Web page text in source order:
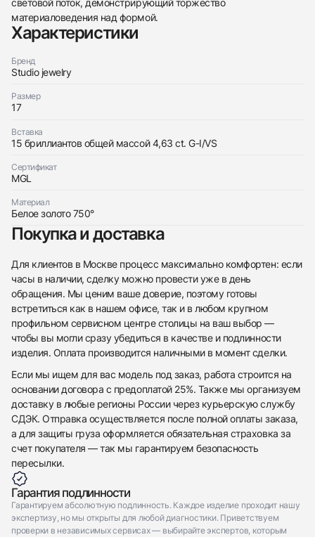
световой поток, демонстрирующий торжество
материаловедения над формой.
Характеристики
Бренд
Studio jewelry
Размер
17
Вставка
15 бриллиантов общей массой 4,63 ct. G-I/VS
Сертификат
MGL
Материал
Белое золото 750°
Покупка и доставка
Для клиентов в Москве процесс максимально комфортен: если
часы в наличии, сделку можно провести уже в день
обращения. Мы ценим ваше доверие, поэтому готовы
встретиться как в нашем офисе, так и в любом крупном
профильном сервисном центре столицы на ваш выбор —
чтобы вы могли сразу убедиться в качестве и подлинности
изделия. Оплата производится наличными в момент сделки.
Если мы ищем для вас модель под заказ, работа строится на
основании договора с предоплатой 25%. Также мы организуем
доставку в любые регионы России через курьерскую службу
СДЭК. Отправка осуществляется после полной оплаты заказа,
а для защиты груза оформляется обязательная страховка за
счет покупателя — так мы гарантируем безопасность
пересылки.
Гарантия подлинности
Гарантируем абсолютную подлинность. Каждое изделие проходит нашу
экспертизу, но мы открыты для любой диагностики. Приветствуем
проверки в независимых сервисах — выбирайте экспертов, которым
Заказать эти часы
Оставьте ваши контактные данные и мы свяжемся
с вами
Отправить заявку
Оставьте ваши контактные данные и мы свяжемся
с вами
Приложите фото ваших часов…
Отправить заявку